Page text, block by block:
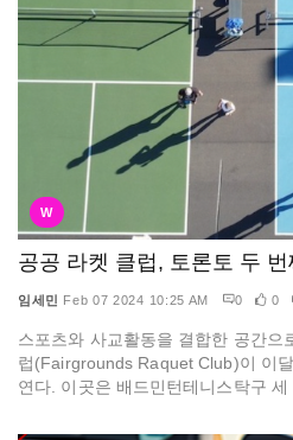
W
공공 라켓 클럽, 토론토 두
임세민 Feb 07 2024 10:25 AM 0 0
스포츠와 사교활동을 결합한 공간으
럽(Fairgrounds Raquet Club)이 이
연다. 이곳은 배드민턴테니스탁구 세